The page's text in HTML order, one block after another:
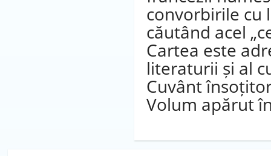
convorbirile cu
căutând acel
Cartea este
literaturii și al
Cuvânt
Volum apărut